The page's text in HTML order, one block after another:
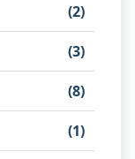
(2)
(3)
(8)
(1)